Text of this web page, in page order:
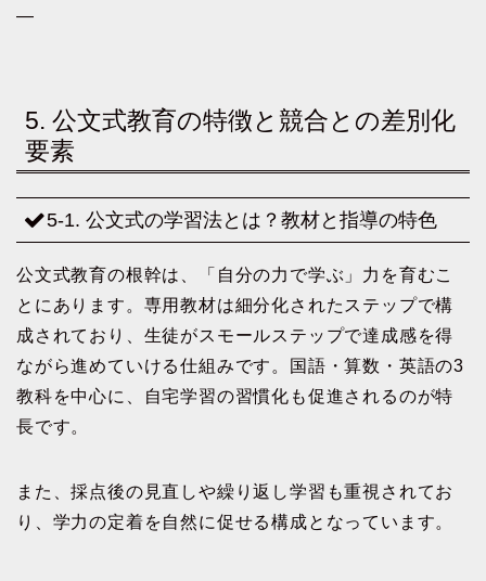
—
5. 公文式教育の特徴と競合との差別化
要素
5-1. 公文式の学習法とは？教材と指導の特色
公文式教育の根幹は、「自分の力で学ぶ」力を育むこ
とにあります。専用教材は細分化されたステップで構
成されており、生徒がスモールステップで達成感を得
ながら進めていける仕組みです。国語・算数・英語の3
教科を中心に、自宅学習の習慣化も促進されるのが特
長です。
また、採点後の見直しや繰り返し学習も重視されてお
り、学力の定着を自然に促せる構成となっています。